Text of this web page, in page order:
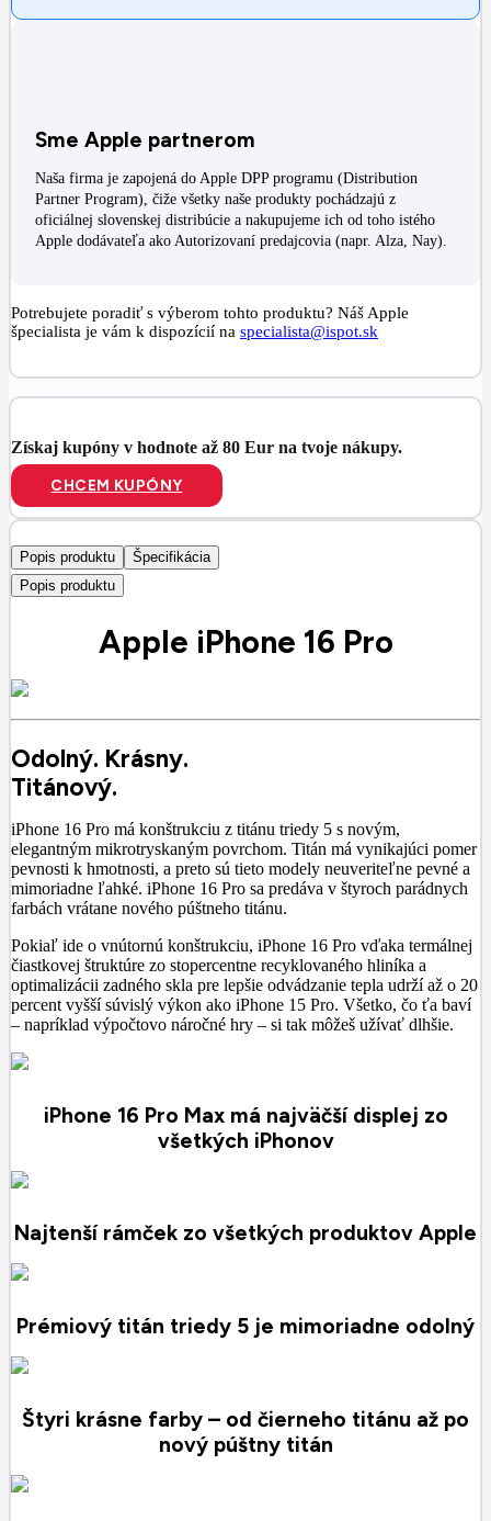
Sme Apple partnerom
Naša firma je zapojená do Apple DPP programu (Distribution
Partner Program), čiže všetky naše produkty pochádzajú z
oficiálnej slovenskej distribúcie a nakupujeme ich od toho istého
Apple dodávateľa ako Autorizovaní predajcovia (napr. Alza, Nay).
Potrebujete poradiť s výberom tohto produktu? Náš Apple
špecialista je vám k dispozícií na specialista@ispot.sk
Získaj kupóny v hodnote až 80 Eur na tvoje nákupy.
CHCEM KUPÓNY
Popis produktu
Špecifikácia
Popis produktu
Apple iPhone 16 Pro
Odolný. Krásny.
Titánový.
iPhone 16 Pro má konštrukciu z titánu triedy 5 s novým,
elegantným mikrotryskaným povrchom. Titán má vynikajúci pomer
pevnosti k hmotnosti, a preto sú tieto modely neuveriteľne pevné a
mimoriadne ľahké. iPhone 16 Pro sa predáva v štyroch parádnych
farbách vrátane nového púštneho titánu.
Pokiaľ ide o vnútornú konštrukciu, iPhone 16 Pro vďaka termálnej
čiastkovej štruktúre zo stopercentne recyklovaného hliníka a
optimalizácii zadného skla pre lepšie odvádzanie tepla udrží až o 20
percent vyšší súvislý výkon ako iPhone 15 Pro. Všetko, čo ťa baví
– napríklad výpočtovo náročné hry – si tak môžeš užívať dlhšie.
iPhone 16 Pro Max má najväčší displej zo
všetkých iPhonov
Najtenší rámček zo všetkých produktov Apple
Prémiový titán triedy 5 je mimoriadne odolný
Štyri krásne farby – od čierneho titánu až po
nový púštny titán